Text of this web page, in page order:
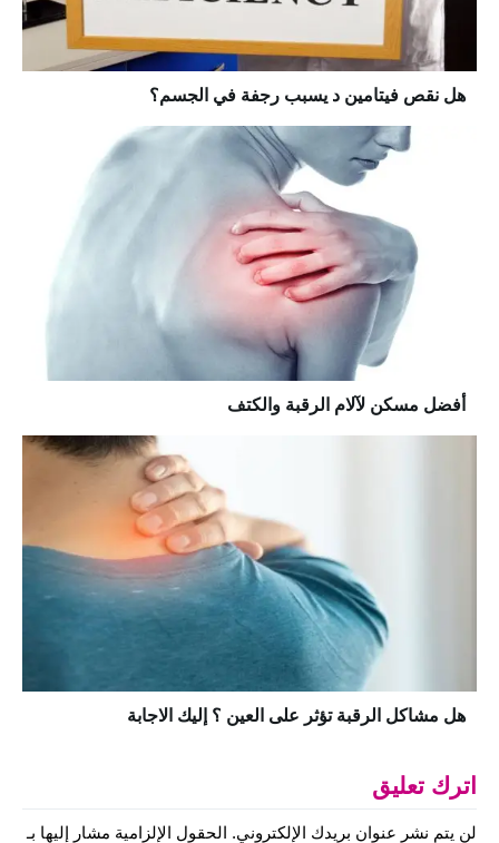
هل نقص فيتامين د يسبب رجفة في الجسم؟
أفضل مسكن لآلام الرقبة والكتف
هل مشاكل الرقبة تؤثر على العين ؟ إليك الاجابة
اترك تعليق
لن يتم نشر عنوان بريدك الإلكتروني. الحقول الإلزامية مشار إليها بـ